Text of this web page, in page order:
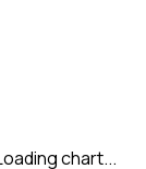
chart...